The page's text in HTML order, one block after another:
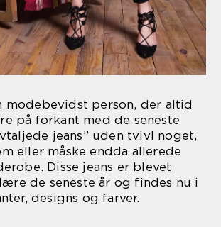
modebevidst person, der altid
på forkant med de seneste
jeans” uden tvivl noget,
eller måske endda allerede
Disse jeans er blevet
de seneste år og findes nu i
designs og farver.